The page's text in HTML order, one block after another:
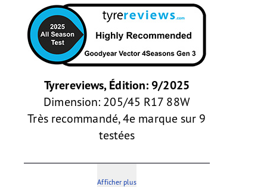
Tyrereviews, Édition: 9/2025
Dimension: 205/45 R17 88W
Très recommandé, 4e marque sur 9
testées
Afficher plus